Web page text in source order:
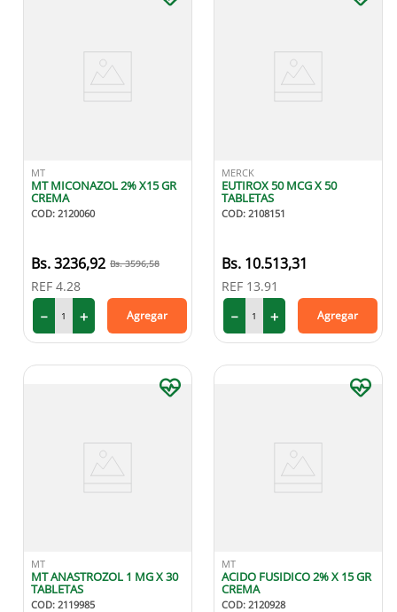
MT
MT MICONAZOL 2% X15 GR
CREMA
COD: 2120060
3236,92 3596,58
REF 4.28
＋
－ Agregar
MERCK
EUTIROX 50 MCG X 50
TABLETAS
COD: 2108151
10.513,31
REF 13.91
＋
－ Agregar
MT
MT ANASTROZOL 1 MG X 30
TABLETAS
COD: 2119985
MT
ACIDO FUSIDICO 2% X 15 GR
CREMA
COD: 2120928